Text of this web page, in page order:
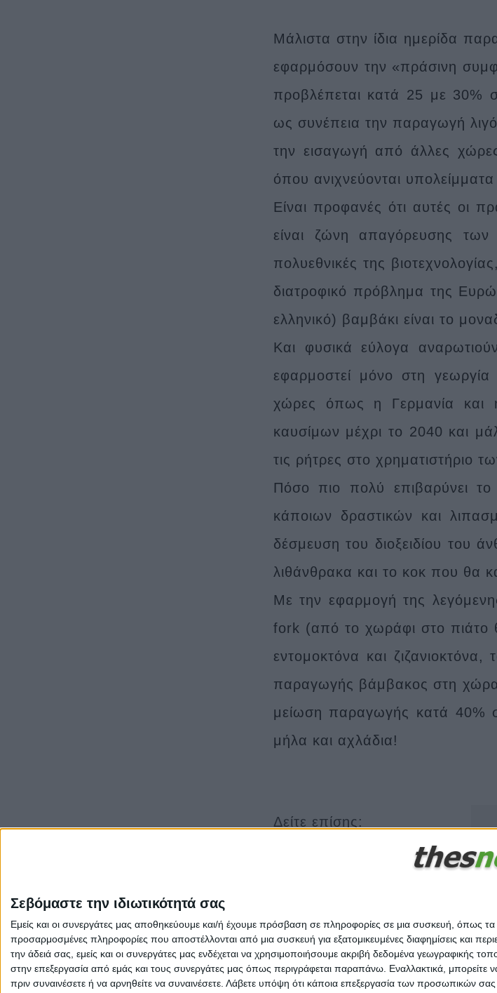
Σεβόμαστε την ιδιωτικότητά σας
Εμείς και οι συνεργάτες μας αποθηκεύουμε και/ή έχουμε πρόσβαση σε πληροφορίες σε μια συσκευή, όπως
προσαρμοσμένες πληροφορίες που αποστέλλονται από μια συσκευή για εξατομικευμένες διαφημίσεις και
την άδειά σας, εμείς και οι συνεργάτες μας ενδέχεται να χρησιμοποιήσουμε ακριβή δεδομένα γεωγραφικής
στην επεξεργασία από εμάς και τους συνεργάτες μας όπως περιγράφεται παραπάνω. Εναλλακτικά, μπορείτε
πριν συναινέσετε ή να αρνηθείτε να συναινέσετε. Λάβετε υπόψη ότι κάποια επεξεργασία των προσωπικών σας
Μάλιστα στην ίδια ημερίδα
εφαρμόσουν την «πράσινη
προβλέπεται κατά 25 με 30%
ως συνέπεια την παραγωγή
την εισαγωγή από άλλες
όπου ανιχνεύονται
Είναι προφανές ότι αυτές οι
είναι ζώνη απαγόρευσης
πολυεθνικές της
διατροφικό πρόβλημα της
ελληνικό) βαμβάκι είναι το
Και φυσικά εύλογα
εφαρμοστεί μόνο στη γεωργία
χώρες όπως η Γερμανία και
καυσίμων μέχρι το 2040 και
τις ρήτρες στο χρηματιστήριο
Πόσο πιο πολύ επιβαρύνει το
κάποιων δραστικών και
δέσμευση του διοξειδίου του
λιθάνθρακα και το κοκ που θα
Με την εφαρμογή της
fork (από το χωράφι στο πιάτο
εντομοκτόνα και
παραγωγής βάμβακος στη
μείωση παραγωγής κατά 40%
μήλα και αχλάδια!
Δείτε επίσης:
Αγροτικές επιδοτήσεις: Τι σημαίνει κάθε μέρα
Καιρός να αποκτήσουν προστιθέμενη αξία τα ελληνικά
-Είναι η πυρηνική ενέργεια λύση για το ενεργειακό